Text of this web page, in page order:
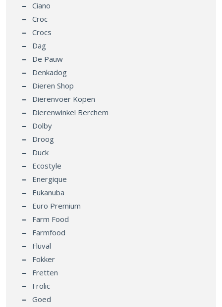
Ciano
Croc
Crocs
Dag
De Pauw
Denkadog
Dieren Shop
Dierenvoer Kopen
Dierenwinkel Berchem
Dolby
Droog
Duck
Ecostyle
Energique
Eukanuba
Euro Premium
Farm Food
Farmfood
Fluval
Fokker
Fretten
Frolic
Goed